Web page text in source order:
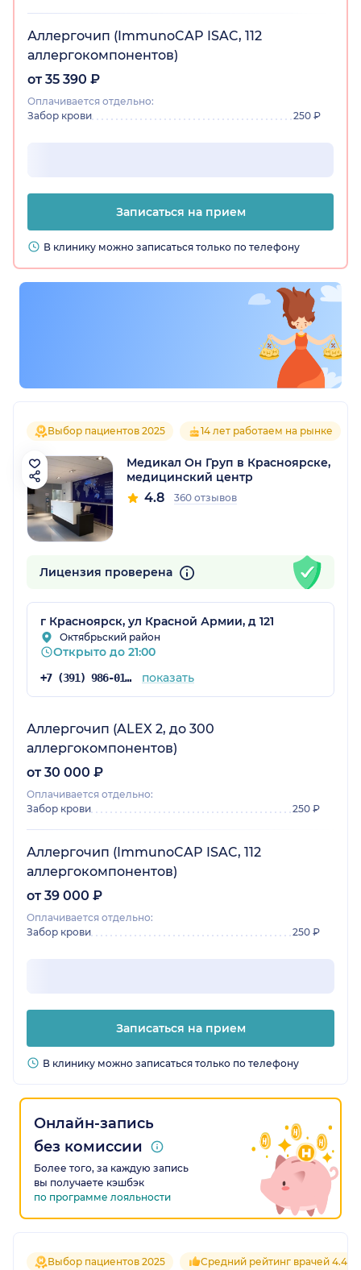
Аллергочип (ImmunoCAP ISAC, 112
аллергокомпонентов)
от 35 390 ₽
Оплачивается отдельно:
Забор крови
250 ₽
Записаться на прием
В клинику можно записаться только по телефону
Выбор пациентов 2025 14 лет работаем на рынке
Медикал Он Груп в Красноярске,
медицинский центр
4.8 360 отзывов
Лицензия проверена
г Красноярск, ул Красной Армии, д 121
Октябрьский район
Открыто до 21:00
+7 (391) 986-01-54 показать
Аллергочип (ALEX 2, до 300
аллергокомпонентов)
от 30 000 ₽
Оплачивается отдельно:
Забор крови
250 ₽
Аллергочип (ImmunoCAP ISAC, 112
аллергокомпонентов)
от 39 000 ₽
Оплачивается отдельно:
Забор крови
250 ₽
Записаться на прием
В клинику можно записаться только по телефону
Онлайн-запись
без комиссии
Более того, за каждую запись
вы получаете кэшбэк
по программе лояльности
Выбор пациентов 2025 Средний рейтинг врачей 4.4